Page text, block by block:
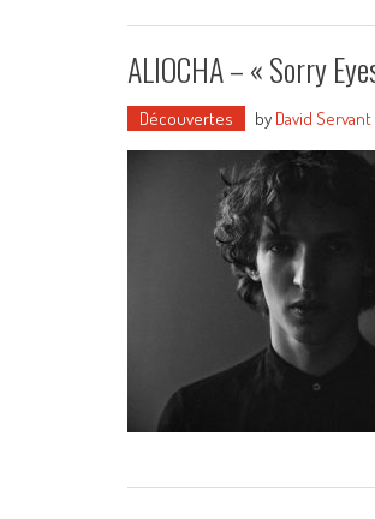
ALIOCHA – « Sorry
Découvertes by David Servant